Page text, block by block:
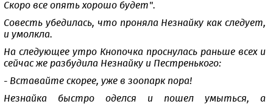
Скоро все опять хорошо будет".
Совесть убедилась, что проняла Незнайку как следует,
и умолкла.
На следующее утро Кнопочка проснулась раньше всех и
сейчас же разбудила Незнайку и Пестренького:
- Вставайте скорее, уже в зоопарк пора!
Незнайка быстро оделся и пошел умыться, а